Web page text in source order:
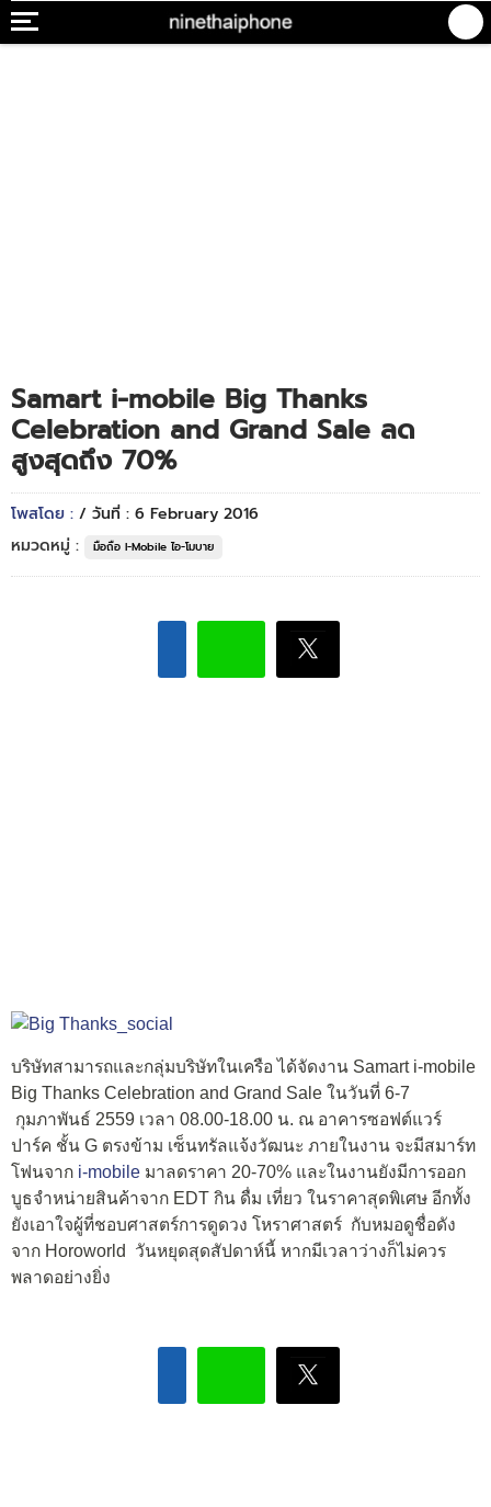
Samart i-mobile Big Thanks
Celebration and Grand Sale ลด
สูงสุดถึง 70%
โพสโดย : / วันที่ : 6 February 2016
หมวดหมู่ :
มือถือ I-Mobile ไอ-โมบาย
บริษัทสามารถและกลุ่มบริษัทในเครือ ได้จัดงาน Samart i-mobile
Big Thanks Celebration and Grand Sale ในวันที่ 6-7
กุมภาพันธ์ 2559 เวลา 08.00-18.00 น. ณ อาคารซอฟต์แวร์
ปาร์ค ชั้น G ตรงข้าม เซ็นทรัลแจ้งวัฒนะ ภายในงาน จะมีสมาร์ท
โฟนจาก i-mobile มาลดราคา 20-70% และในงานยังมีการออก
บูธจำหน่ายสินค้าจาก EDT กิน ดื่ม เที่ยว ในราคาสุดพิเศษ อีกทั้ง
ยังเอาใจผู้ที่ชอบศาสตร์การดูดวง โหราศาสตร์ กับหมอดูชื่อดัง
จาก Horoworld วันหยุดสุดสัปดาห์นี้ หากมีเวลาว่างก็ไม่ควร
พลาดอย่างยิ่ง